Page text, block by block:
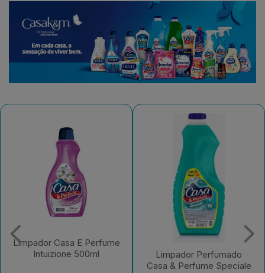
Limpador Perfumado
Casa & Perfume
Sensazione L2P1,8L